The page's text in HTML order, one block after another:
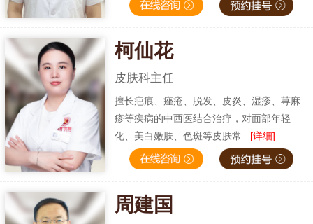
柯仙花
皮肤科主任
擅长疤痕、痤疮、脱发、皮炎、湿疹、荨麻
疹等疾病的中西医结合治疗，对面部年轻
化、美白嫩肤、色斑等皮肤常... [详细]
周建国